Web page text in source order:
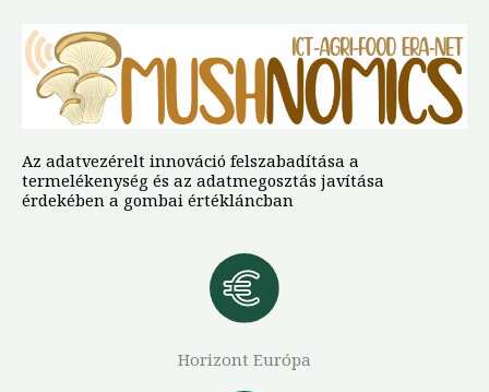
Az adatvezérelt innováció felszabadítása a
termelékenység és az adatmegosztás javítása
érdekében a gombai értékláncban
Horizont Európa